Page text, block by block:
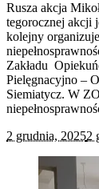
Rusza akcja
tegorocznej akcji
kolejny
Zakładu
Pielęgnacyjno –
Siemiatycz. W
2 grudnia, 20252